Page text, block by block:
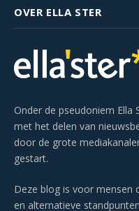
OVER ELLA STER
Onder de pseudoniem Ella
met het delen van
door de grote
gestart.
Deze blog is voor mensen
en alternatieve